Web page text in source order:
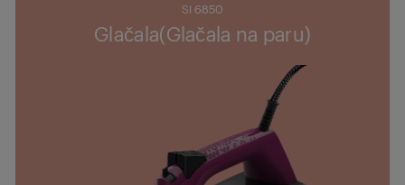
SI 6850
Glačala(Glačala na paru)